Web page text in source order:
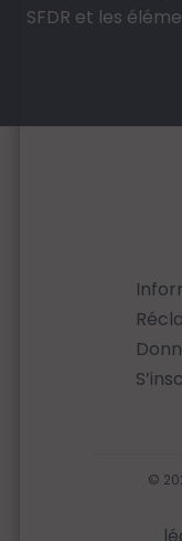
SFDR et les
©